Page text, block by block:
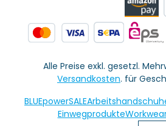
Alle Preise exkl. gesetzl.
Versandkosten. für
BLUEpowerSALE
Einwegprodukte